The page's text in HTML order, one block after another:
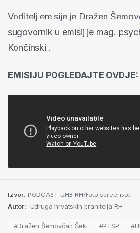
Voditelj emisije je Dražen
sugovornik u emisij je mag.
Končinski .
EMISIJU POGLEDAJTE OVDJE:
Izvor: PODCAST UHB RH/Foto:screensot
Autor: Udruga hrvatskih branitelja RH
#Dražen Šemovčan Šeki #PTSP